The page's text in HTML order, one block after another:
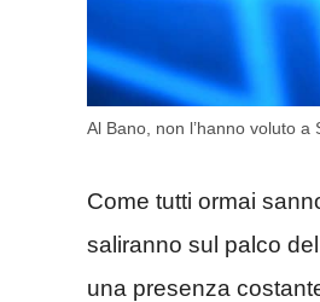
Al Bano, non l’hanno voluto
Come tutti ormai
saliranno sul palco
una presenza